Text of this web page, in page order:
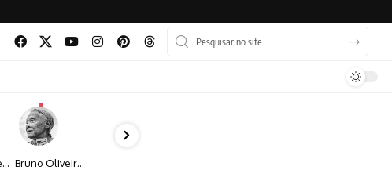
Fotografia de Fátima Carlini transforma paisagens naturais em experiências de contemplação Bruno Oliveira retrata o cotidiano urbano por meio da fotografia em preto e branco